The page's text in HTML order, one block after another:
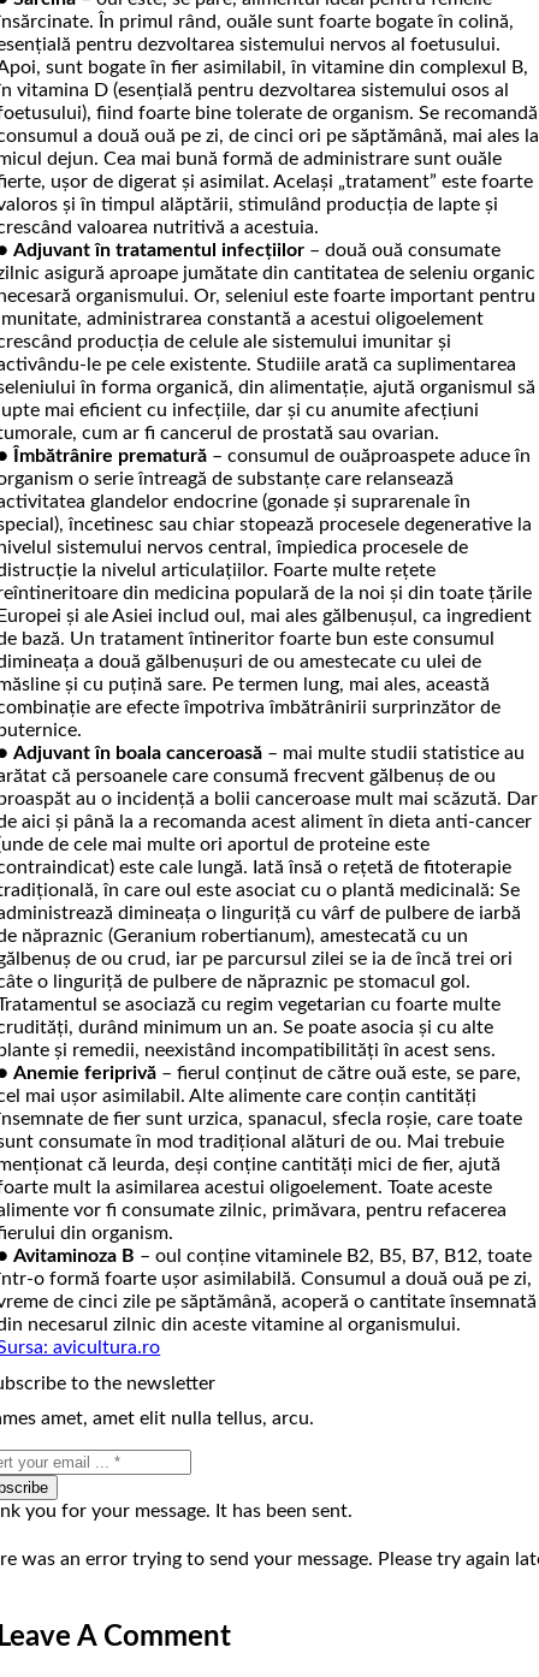
În primul rând, ouăle sunt foarte bogate în colină,
pentru dezvoltarea sistemului nervos al foetusului.
sunt bogate în fier asimilabil, în vitamine din complexul B,
vitamina D (esențială pentru dezvoltarea sistemului osos al
fiind foarte bine tolerate de organism. Se recomandă
a două ouă pe zi, de cinci ori pe săptămână, mai ales la
dejun. Cea mai bună formă de administrare sunt ouăle
ușor de digerat și asimilat. Același „tratament” este foarte
și în timpul alăptării, stimulând producția de lapte și
valoarea nutritivă a acestuia.
Adjuvant în tratamentul infecțiilor – două ouă consumate
asigură aproape jumătate din cantitatea de seleniu organic
organismului. Or, seleniul este foarte important pentru
administrarea constantă a acestui oligoelement
producția de celule ale sistemului imunitar și
le pe cele existente. Studiile arată ca suplimentarea
în forma organică, din alimentație, ajută organismul să
mai eficient cu infecțiile, dar și cu anu­mite afecțiuni
cum ar fi cancerul de prostată sau ovarian.
Îmbătrânire prematură – consumul de ouăproaspete aduce în
o serie întreagă de substanțe care relansează
glandelor endocrine (gonade și suprarenale în
încetinesc sau chiar stopează procesele degenerative la
sistemului nervos central, împiedica pro­cesele de
la nivelul articulațiilor. Foarte multe rețete
din medicina populară de la noi și din toate țările
și ale Asiei includ oul, mai ales gălbenușul, ca ingredient
bază. Un tratament întineritor foarte bun este consumul
a două gălbenușuri de ou amestecate cu ulei de
și cu puțină sare. Pe termen lung, mai ales, această
are efecte împotriva îmbătrânirii surprinzător de
Adjuvant în boala canceroasă – mai multe studii statistice au
că persoanele care consumă frecvent gălbenuș de ou
au o incidență a bolii canceroase mult mai scăzută. Dar
aici și până la a recomanda acest aliment în dieta anti-cancer
de cele mai multe ori aportul de proteine este
este cale lungă. Iată însă o rețetă de fitoterapie
în care oul este asociat cu o plantă medicinală: Se
dimineața o linguriță cu vârf de pulbere de iarbă
năpraznic (Geranium robertianum), amestecată cu un
de ou crud, iar pe parcursul zilei se ia de încă trei ori
o linguriță de pulbere de năpraznic pe stomacul gol.
se asociază cu regim vegetarian cu foarte multe
durând minimum un an. Se poate asocia și cu alte
și remedii, neexis­tând incompatibilități în acest sens.
Anemie feriprivă – fierul conținut de către ouă este, se pare,
mai ușor asimilabil. Alte ali­mente care conțin cantități
de fier sunt ur­zica, spanacul, sfecla roșie, care toate
con­su­mate în mod tradițional alături de ou. Mai trebuie
că leurda, deși conține cantități mici de fier, ajută
mult la asimilarea acestui oligoelement. Toate aceste
vor fi consumate zilnic, primăvara, pentru refacerea
din organism.
Avitaminoza B – oul conține vitaminele B2, B5, B7, B12, toate
o formă foarte ușor asimilabilă. Consumul a două ouă pe zi,
de cinci zile pe săptămână, acoperă o cantitate însemnată
necesarul zilnic din aceste vitamine al organismului.
avicultura.ro
to the newsletter
amet, amet elit nulla tellus, arcu.
you for your message. It has been sent.
was an error trying to send your message. Please try again
A Comment